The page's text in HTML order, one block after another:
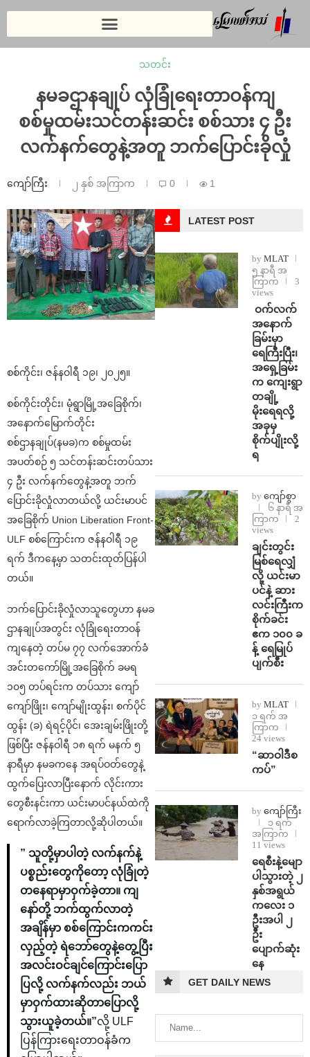
သတင်း
နမခဌာနချုပ် လုံခြုံရေးတာဝန်ကျ
စစ်မှုထမ်းသင်တန်းဆင်း စစ်သား ၄ ဦး
လက်နက်တွေနဲ့အတူ ဘက်ပြောင်းခိုလှုံ
ကျော်ကြီး ၂ နှစ် အကြာက 0 1
စစ်ကိုင်း၊ ဇန်နဝါရီ ၁၉၊ ၂၀၂၅။
စစ်ကိုင်းတိုင်း၊ မုံရွာမြို့အခြေစိုက်၊
အနောက်မြောက်တိုင်း
စစ်ဌာနချုပ်(နမခ)က စစ်မှုထမ်း
အပတ်စဉ် ၅ သင်တန်းဆင်းတပ်သား
၄ ဦး လက်နက်တွေနဲ့အတူ ဘက်
ပြောင်းခိုလှုံလာတယ်လို့ ယင်းမာပင်
အခြေစိုက် Union Liberation Front-
ULF စစ်ကြောင်းက ဇန်နဝါရီ ၁၉
ရက် ဒီကနေ့မှာ သတင်းထုတ်ပြန်ပါ
တယ်။
ဘက်ပြောင်းခိုလှုံလာသူတွေဟာ နမခ
ဌာနချုပ်အတွင်း လုံခြုံရေးတာဝန်
ကျနေတဲ့ တပ်မ ၇၇ လက်အောက်ခံ
အင်းတကော်မြို့အခြေစိုက် ခမရ
၁၀၅ တပ်ရင်းက တပ်သား ကျော်
ကျော်ဖြိုး၊ ကျော်မျိုးထွန်း၊ စက်ပိုင်
ထွန်း (ခ) ရဲရင့်ပိုင်၊ အေးချမ်းဖြိုးတို့
ဖြစ်ပြီး ဇန်နဝါရီ ၁၈ ရက် မနက် ၅
နာရီမှာ နမခကနေ အရပ်ဝတ်တွေနဲ့
ထွက်ပြေးလာပြီးနောက် လိုင်းကား
တွေစီးနင်းကာ ယင်းမာပင်နယ်ထဲကို
ရောက်လာခဲ့ကြတာလို့ဆိုပါတယ်။
” သူတို့မှာပါတဲ့ လက်နက်နဲ့
ပစ္စည်းတွေကိုတော့ လုံခြုံတဲ့
တနေရာမှာဝှက်ခဲ့တာ။ ကျ
နော်တို့ ဘက်ထွက်လာတဲ့
အချိန်မှာ စစ်ကြောင်းကကင်း
လှည့်တဲ့ ရဲဘော်တွေနဲ့တွေ့ပြီး
အလင်းဝင်ချင်ကြောင်းပြော
ပြလို့ လက်နက်လည်း ဘယ်
မှာဝှက်ထားဆိုတာပြောလို့
သွားယူခဲ့တယ်။”လို့ ULF
ပြန်ကြားရေးတာဝန်ခံက
LATEST POST
by MLAT
၅ နာရီ အ
ကြာက
3
views
⁩ ⁨ဝက်လက်
အနောက်
ခြမ်းမှာ
ရေကြီးပြီး၊
အရှေ့ခြမ်း
က ကျေးရွာ
တချို့
မိုးရေရလို့
အခုမှ
စိုက်ပျိုးလို့
ရ
by ကျော်စွာ
၆ နာရီ အ
ကြာက
2
views
ချင်းတွင်း
မြစ်ရေလျှံ
လို့ ယင်းမာ
ပင်နဲ့ ဆား
လင်းကြီးက
စိုက်ခင်း
ဧက ၁၀၀ ခ
န့် ရေမြုပ်
ပျက်စီး
by MLAT
၁ ရက် အ
ကြာက
24 views
“ဆာဝါဒီစ
ကပ်”
by ကျော်ကြီး
၁ ရက်
အကြာက
11 views
ရေစီးနဲ့မျော
ပါသွားတဲ့ ၂
နှစ်အရွယ်
ကလေး ၁
ဦးအပါ ၂
ဦး
ပျောက်ဆုံး
နေ
GET DAILY NEWS